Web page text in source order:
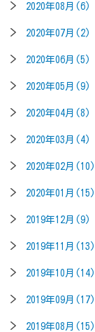
2020年08月(6)
2020年07月(2)
2020年06月(5)
2020年05月(9)
2020年04月(8)
2020年03月(4)
2020年02月(10)
2020年01月(15)
2019年12月(9)
2019年11月(13)
2019年10月(14)
2019年09月(17)
2019年08月(15)